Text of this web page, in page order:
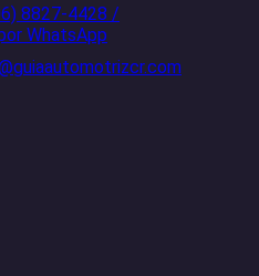
8827-4428 /
WhatsApp